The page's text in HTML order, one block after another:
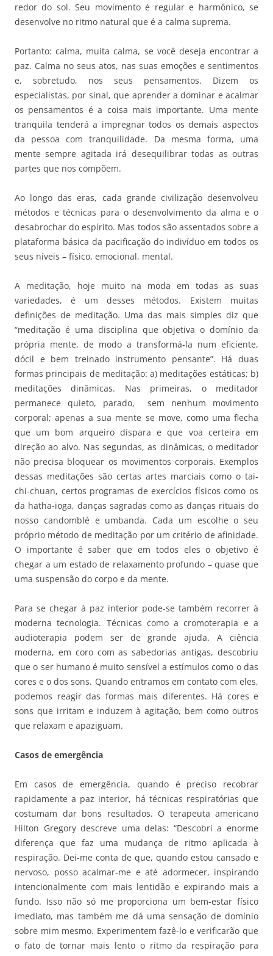
redor do sol. Seu movimento é regular e harmônico, se
desenvolve no ritmo natural que é a calma suprema.
Portanto: calma, muita calma, se você deseja encontrar a
paz. Calma no seus atos, nas suas emoções e sentimentos
e, sobretudo, nos seus pensamentos. Dizem os
especialistas, por sinal, que aprender a dominar e acalmar
os pensamentos é a coisa mais importante. Uma mente
tranquila tenderá a impregnar todos os demais aspectos
da pessoa com tranquilidade. Da mesma forma, uma
mente sempre agitada irá desequilibrar todas as outras
partes que nos compõem.
Ao longo das eras, cada grande civilização desenvolveu
métodos e técnicas para o desenvolvimento da alma e o
desabrochar do espírito. Mas todos são assentados sobre a
plataforma básica da pacificação do indivíduo em todos os
seus níveis – físico, emocional, mental.
A meditação, hoje muito na moda em todas as suas
variedades, é um desses métodos. Existem muitas
definições de meditação. Uma das mais simples diz que
“meditação é uma disciplina que objetiva o domínio da
própria mente, de modo a transformá-la num eficiente,
dócil e bem treinado instrumento pensante”. Há duas
formas principais de meditação: a) meditações estáticas; b)
meditações dinâmicas. Nas primeiras, o meditador
permanece quieto, parado, sem nenhum movimento
corporal; apenas a sua mente se move, como uma flecha
que um bom arqueiro dispara e que voa certeira em
direção ao alvo. Nas segundas, as dinâmicas, o meditador
não precisa bloquear os movimentos corporais. Exemplos
dessas meditações são certas artes marciais como o tai-
chi-chuan, certos programas de exercícios físicos como os
da hatha-ioga, danças sagradas como as danças rituais do
nosso candomblé e umbanda. Cada um escolhe o seu
próprio método de meditação por um critério de afinidade.
O importante é saber que em todos eles o objetivo é
chegar a um estado de relaxamento profundo – quase que
uma suspensão do corpo e da mente.
Para se chegar à paz interior pode-se também recorrer à
moderna tecnologia. Técnicas como a cromoterapia e a
audioterapia podem ser de grande ajuda. A ciência
moderna, em coro com as sabedorias antigas, descobriu
que o ser humano é muito sensível a estímulos como o das
cores e o dos sons. Quando entramos em contato com eles,
podemos reagir das formas mais diferentes. Há cores e
sons que irritam e induzem à agitação, bem como outros
que relaxam e apaziguam.
Casos de emergência
Em casos de emergência, quando é preciso recobrar
rapidamente a paz interior, há técnicas respiratórias que
costumam dar bons resultados. O terapeuta americano
Hilton Gregory descreve uma delas: “Descobri a enorme
diferença que faz uma mudança de ritmo aplicada à
respiração. Dei-me conta de que, quando estou cansado e
nervoso, posso acalmar-me e até adormecer, inspirando
intencionalmente com mais lentidão e expirando mais a
fundo. Isso não só me proporciona um bem-estar físico
imediato, mas também me dá uma sensação de domínio
sobre mim mesmo. Experimentem fazê-lo e verificarão que
o fato de tornar mais lento o ritmo da respiração para